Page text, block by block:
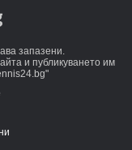
запазени.
и публикуването им